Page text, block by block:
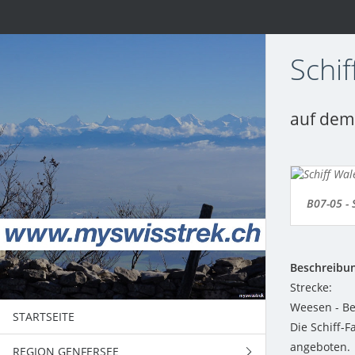
STARTSEITE
REGION GENFERSEE
auf
B07-05 -
Strecke:
Weesen -
Die Schiff-
angeboten.